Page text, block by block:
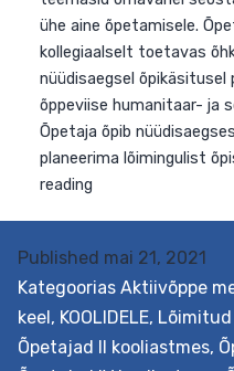
Eesmärk Koolitus
õpilaste jaoks
teemasid omavahel
ühe aine õpetamisele.
kollegiaalselt toetavas
Published mai 21, 2021
Kategoorias Aktiivõppe
keel, KOOLIDELE, Lõimitud
Õpetajad II kooliastmes,